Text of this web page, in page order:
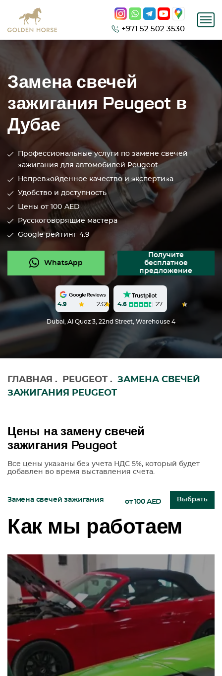
+971 52 502 3530
Замена свечей
зажигания Peugeot в
Дубае
Профессиональные услуги по замене свечей
зажигания для автомобилей Peugeot
Непревзойденное качество и экспертиза
Удобство и доступность
Цены от 100 AED
Русскоговорящие мастера
Google рейтинг 4.9
WhatsApp
Получите
бесплатное
предложение
4.9 232 4.6 27
Dubai, Al Quoz 3, 22nd Street, Warehouse 4
ГЛАВНАЯ . PEUGEOT .
ЗАМЕНА СВЕЧЕЙ
ЗАЖИГАНИЯ PEUGEOT
Цены на замену свечей
зажигания Peugeot
Все цены указаны без учета НДС 5%, который будет
добавлен во время выставления счета.
Замена свечей зажигания от 100 AED Выбрать
Как мы работаем